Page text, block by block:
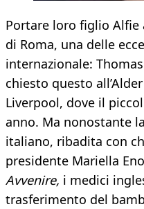
Portare loro figlio Alfie
di Roma, una delle
internazionale:
chiesto questo
Liverpool, dove il
anno. Ma nonostante
italiano, ribadita con
presidente Mariella
Avvenire, i medici
trasferimento del